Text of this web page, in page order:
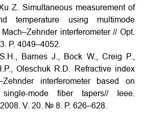
Z. Simultaneous measurement of
temperature using multimode
interferometer // Opt.
P. 4049–4052.
Barnes J., Bock W., Creig P.,
Oleschuk R.D. Refractive index
interferometer based on
mode fiber tapers// Ieee.
V. 20. № 8. P. 626–628.